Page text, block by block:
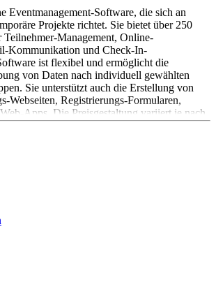
Eventmanagement-Software, die sich an
Projekte richtet. Sie bietet über 250
Teilnehmer-Management, Online-
Kommunikation und Check-In-
ist flexibel und ermöglicht die
von Daten nach individuell gewählten
Sie unterstützt auch die Erstellung von
Webseiten, Registrierungs-Formularen,
Apps. Die Preisgestaltung variiert je nach
gemietet oder gekauft werden.